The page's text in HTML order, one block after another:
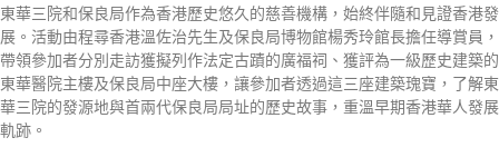
東華三院和保良局作為香港歷史悠久的慈善機構，始終伴隨和見證香港發
展。活動由程尋香港溫佐治先生及保良局博物館楊秀玲館長擔任導賞員，
帶領參加者分別走訪獲擬列作法定古蹟的廣福祠、獲評為一級歷史建築的
東華醫院主樓及保良局中座大樓，讓參加者透過這三座建築瑰寶，了解東
華三院的發源地與首兩代保良局局址的歷史故事，重溫早期香港華人發展
軌跡。